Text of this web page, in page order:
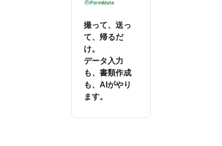
撮って、送っ
て、帰るだ
け。
データ入力
も、書類作成
も、AIがやり
ます。